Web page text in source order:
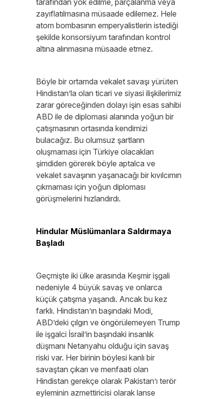
tarafından yok edilme, parçalanma veya
zayıflatılmasına müsaade edilemez. Hele
atom bombasının emperyalistlerin istediği
şekilde konsorsiyum tarafından kontrol
altına alınmasına müsaade etmez.
Böyle bir ortamda vekalet savaşı yürüten
Hindistan’la olan ticari ve siyasi ilişkilerimiz
zarar göreceğinden dolayı işin esas sahibi
ABD ile de diplomasi alanında yoğun bir
çatışmasının ortasında kendimizi
bulacağız. Bu olumsuz şartların
oluşmaması için Türkiye olacakları
şimdiden görerek böyle aptalca ve
vekalet savaşının yaşanacağı bir kıvılcımın
çıkmaması için yoğun diploması
görüşmelerini hızlandırdı.
Hindular Müslümanlara Saldırmaya
Başladı
Geçmişte iki ülke arasında Keşmir işgali
nedeniyle 4 büyük savaş ve onlarca
küçük çatışma yaşandı. Ancak bu kez
farklı. Hindistan’ın başındaki Modi,
ABD’deki çılgın ve öngörülemeyen Trump
ile işgalci İsrail’in başındaki insanlık
düşmanı Netanyahu olduğu için savaş
riski var. Her birinin böylesi kanlı bir
savaştan çıkarı ve menfaati olan
Hindistan gerekçe olarak Pakistan’ı terör
eyleminin azmettiricisi olarak lanse